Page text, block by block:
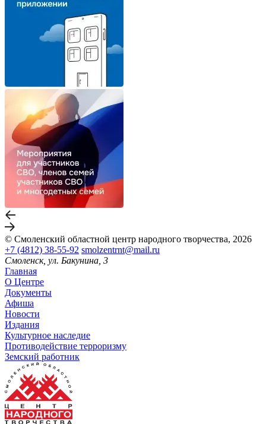
© Смоленский областной центр народного творчества, 2026
+7 (4812) 38-55-92 smolzentrnt@mail.ru
Смоленск, ул. Бакунина, 3
Главная
О Центре
Документы
Афиша
Новости
Издания
Культурное наследие
Противодействие терроризму
Земский работник